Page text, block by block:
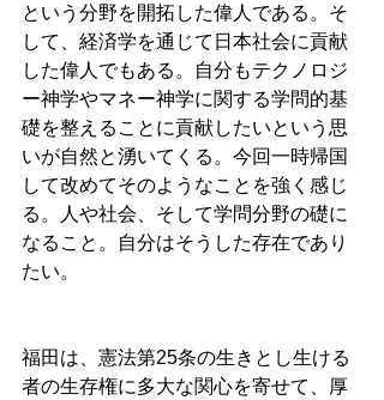
という分野を開拓した偉人である。そ
して、経済学を通じて日本社会に貢献
した偉人でもある。自分もテクノロジ
ー神学やマネー神学に関する学問的基
礎を整えることに貢献したいという思
いが自然と湧いてくる。今回一時帰国
して改めてそのようなことを強く感じ
る。人や社会、そして学問分野の礎に
なること。自分はそうした存在であり
たい。
福田は、憲法第25条の生きとし生ける
者の生存権に多大な関心を寄せて、厚